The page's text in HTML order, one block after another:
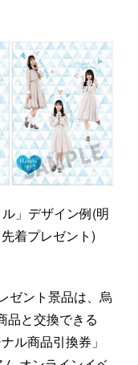
」デザイン例(明
着プレゼント)
ゼント景品は、烏
品と交換できる
ル商品引換券」